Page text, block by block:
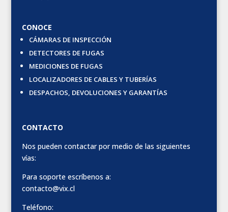
CONOCE
CÁMARAS DE INSPECCIÓN
DETECTORES DE FUGAS
MEDICIONES DE FUGAS
LOCALIZADORES DE CABLES Y TUBERÍAS
DESPACHOS, DEVOLUCIONES Y GARANTÍAS
CONTACTO
Nos pueden contactar por medio de las siguientes
vías:
Para soporte escríbenos a:
contacto@vix.cl
Teléfono: